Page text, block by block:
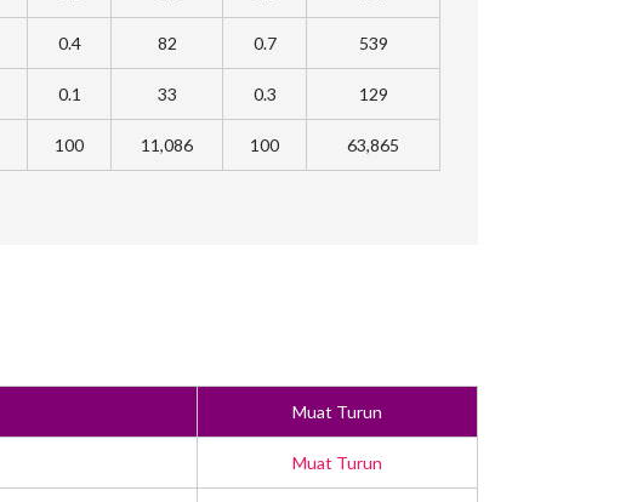
0.4 82 0.7 539
0.1 33 0.3 129
100 11,086 100 63,865
Muat Turun
Muat Turun